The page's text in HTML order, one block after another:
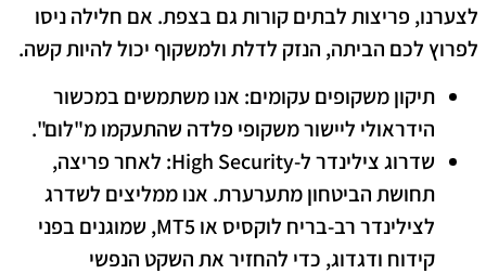
לצערנו, פריצות לבתים קורות גם בצפת. אם חלילה ניסו
לפרוץ לכם הביתה, הנזק לדלת ולמשקוף יכול להיות קשה.
תיקון משקופים עקומים: אנו משתמשים במכשור
הידראולי ליישור משקופי פלדה שהתעקמו מ"לום".
שדרוג צילינדר ל-High Security:
לאחר פריצה,
תחושת הביטחון מתערערת. אנו ממליצים לשדרג
לצילינדררב-בריח לוקסיס אוMT5, שמוגנים בפני
קידוח ודגדוג, כדי להחזיר את השקט הנפשי